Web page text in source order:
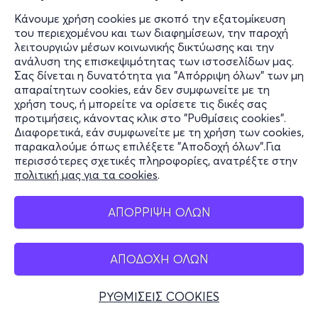
Κάνουμε χρήση cookies με σκοπό την εξατομίκευση
του περιεχομένου και των διαφημίσεων, την παροχή
λειτουργιών μέσων κοινωνικής δικτύωσης και την
ανάλυση της επισκεψιμότητας των ιστοσελίδων μας.
Σας δίνεται η δυνατότητα για "Απόρριψη όλων" των μη
απαραίτητων cookies, εάν δεν συμφωνείτε με τη
χρήση τους, ή μπορείτε να ορίσετε τις δικές σας
προτιμήσεις, κάνοντας κλικ στο "Ρυθμίσεις cookies".
Διαφορετικά, εάν συμφωνείτε με τη χρήση των cookies,
παρακαλούμε όπως επιλέξετε "Αποδοχή όλων".Για
περισσότερες σχετικές πληροφορίες, ανατρέξτε στην
πολιτική μας για τα cookies.
ΑΠΟΡΡΙΨΗ ΟΛΩΝ
ΑΠΟΔΟΧΗ ΟΛΩΝ
ΡΥΘΜΙΣΕΙΣ COOKIES